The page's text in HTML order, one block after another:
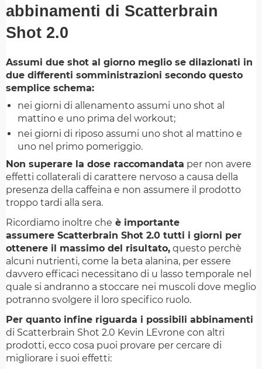
abbinamenti di Scatterbrain
Shot 2.0
Assumi due shot al giorno meglio se dilazionati in
due differenti somministrazioni secondo questo
semplice schema:
nei giorni di allenamento assumi uno shot al
mattino e uno prima del workout;
nei giorni di riposo assumi uno shot al mattino e
uno nel primo pomeriggio.
Non superare la dose raccomandata per non avere
effetti collaterali di carattere nervoso a causa della
presenza della caffeina e non assumere il prodotto
troppo tardi alla sera.
Ricordiamo inoltre che è importante
assumere Scatterbrain Shot 2.0 tutti i giorni per
ottenere il massimo del risultato, questo perchè
alcuni nutrienti, come la beta alanina, per essere
davvero efficaci necessitano di u lasso temporale nel
quale si andranno a stoccare nei muscoli dove meglio
potranno svolgere il loro specifico ruolo.
Per quanto infine riguarda i possibili abbinamenti
di Scatterbrain Shot 2.0 Kevin LEvrone con altri
prodotti, ecco cosa puoi provare per cercare di
migliorare i suoi effetti: